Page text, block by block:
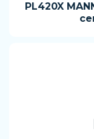
PL420X